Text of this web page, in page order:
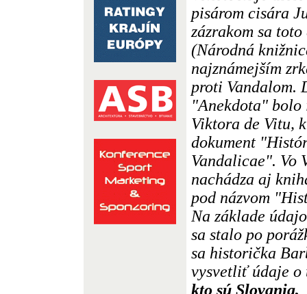
pisárom cisára
zázrakom sa
(Národná
najznámejším
proti Vandalom.
"Anekdota"
Viktora de Vitu,
dokument
Vandalicae". Vo
nachádza aj
pod názvom
Na základe
sa stalo po
sa historička
vysvetliť údaje o
kto sú Slovania,